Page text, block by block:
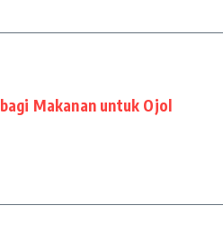
Makanan untuk Ojol